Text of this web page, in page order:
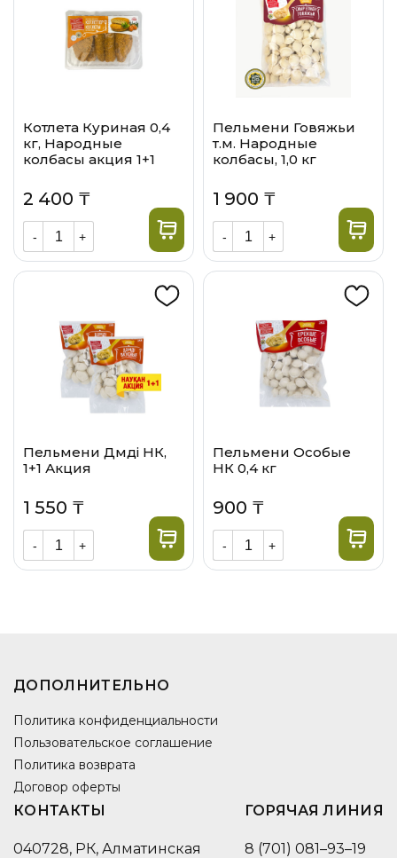
Котлета Куриная 0,4
кг, Народные
колбасы акция 1+1
2 400 ₸
- +
Пельмени Говяжьи
т.м. Народные
колбасы, 1,0 кг
1 900 ₸
- +
Пельмени Дәмдi НК,
1+1 Акция
1 550 ₸
- +
Пельмени Особые
НК 0,4 кг
900 ₸
- +
ДОПОЛНИТЕЛЬНО
Политика конфиденциальности
Пользовательское соглашение
Политика возврата
Договор оферты
КОНТАКТЫ
040728, РК, Алматинская
ГОРЯЧАЯ ЛИНИЯ
8 (701) 081–93–19